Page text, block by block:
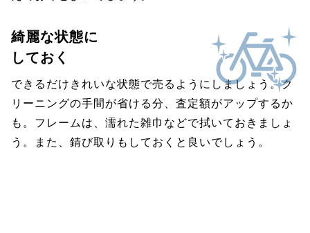
綺麗な状態に
しておく
できるだけきれいな状態で売るようにしましょう。ク
リーニングの手間が省ける分、査定額がアップするか
も。フレームは、濡れた雑巾などで拭いておきましょ
う。また、錆び取りもしておくと良いでしょう。